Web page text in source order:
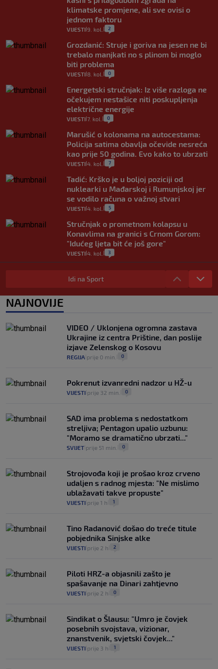
klimatske promjene, ali sve ovisi o
jednom faktoru
VIJESTI 9. kol. 2
Grozdanić: Struje i goriva na jesen ne bi
trebalo manjkati no s plinom bi moglo
biti problema
VIJESTI 8. kol. 0
Energetski stručnjak: Iz više razloga ne
očekujem nestašice niti poskupljenja
električne energije
VIJESTI 7. kol. 0
Marušić o kolonama na autocestama:
Policija satima obavlja očevide nesreća
kao prije 50 godina. Evo kako to ubrzati
VIJESTI 4. kol. 7
Tadić: Krško je u boljoj poziciji od
nuklearki u Mađarskoj i Rumunjskoj jer
se vodilo računa o važnoj stvari
VIJESTI 4. kol. 5
Stručnjak o prometnom kolapsu u
Konavlima na granici s Crnom Gorom:
"Idućeg ljeta bit će još gore"
VIJESTI 4. kol. 3
Iz Hrvatske u Italiju može se i preko
mora. Provjerili smo brodske linije i
2
rajčica košta deset eura: "Nećete ih
vidjeti na akcijama u trgovinama"
VIJESTI 8
Idi na Sport
NAJNOVIJE
VIDEO / Uklonjena ogromna zastava
Ukrajine iz centra Prištine, dan poslije
izjave Zelenskog o Kosovu
REGIJA prije 0 min. 0
Pokrenut izvanredni nadzor u HŽ-u
VIJESTI prije 32 min. 0
SAD ima problema s nedostatkom
streljiva; Pentagon upalio uzbunu:
"Moramo se dramatično ubrzati..."
SVIJET prije 51 min. 0
Strojovođa koji je prošao kroz crveno
udaljen s radnog mjesta: "Ne mislimo
ublažavati takve propuste"
VIJESTI prije 1 h 1
Tino Radanović došao do treće titule
pobjednika Sinjske alke
VIJESTI prije 2 h 2
Piloti HRZ-a objasnili zašto je
spašavanje na Dinari zahtjevno
VIJESTI prije 2 h 0
Sindikat o Šlausu: "Umro je čovjek
posebnih svojstava, vizionar,
znanstvenik, svjetski čovjek..."
VIJESTI prije 3 h 1